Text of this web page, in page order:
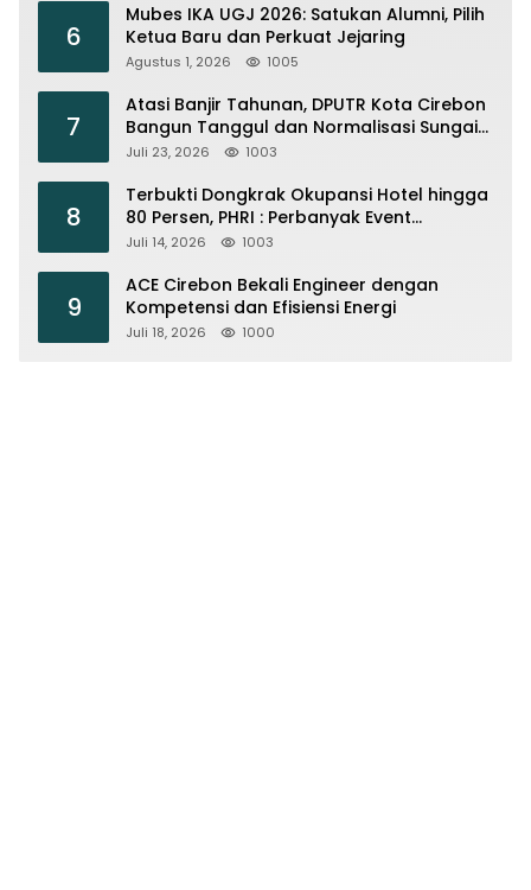
6
Mubes IKA UGJ 2026: Satukan Alumni, Pilih
Ketua Baru dan Perkuat Jejaring
Agustus 1, 2026 1005
7
Atasi Banjir Tahunan, DPUTR Kota Cirebon
Bangun Tanggul dan Normalisasi Sungai
Kijing
Juli 23, 2026 1003
8
Terbukti Dongkrak Okupansi Hotel hingga
80 Persen, PHRI : Perbanyak Event
Olahraga di Cirebon
Juli 14, 2026 1003
9
ACE Cirebon Bekali Engineer dengan
Kompetensi dan Efisiensi Energi
Juli 18, 2026 1000